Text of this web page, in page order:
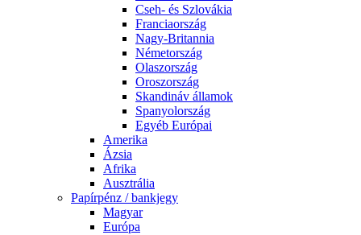
Cseh- és Szlovákia
Franciaország
Nagy-Britannia
Németország
Olaszország
Oroszország
Skandináv államok
Spanyolország
Egyéb Európai
Amerika
Ázsia
Afrika
Ausztrália
Papírpénz / bankjegy
Magyar
Európa